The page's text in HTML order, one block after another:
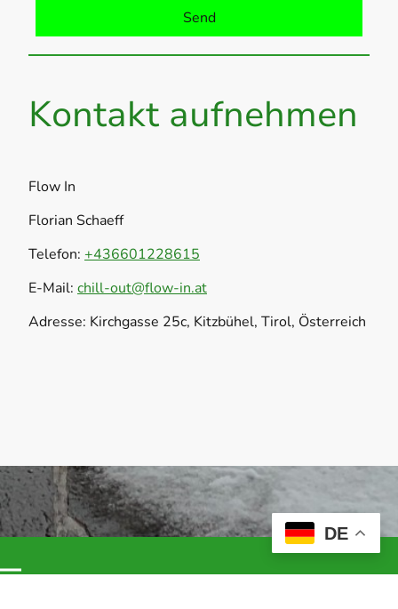
Send
Kontakt aufnehmen
Flow In
Florian Schaeff
Telefon: +436601228615
E-Mail: chill-out@flow-in.at
Adresse: Kirchgasse 25c, Kitzbühel, Tirol, Österreich
DE